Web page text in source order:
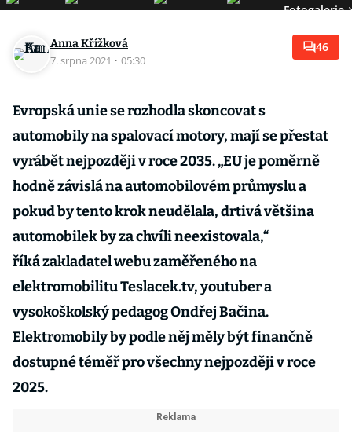
Fotogalerie
Anna Křížková
7. srpna 2021 · 05:30
46
Evropská unie se rozhodla skoncovat s
automobily na spalovací motory, mají se přestat
vyrábět nejpozději v roce 2035. „EU je poměrně
hodně závislá na automobilovém průmyslu a
pokud by tento krok neudělala, drtivá většina
automobilek by za chvíli neexistovala,“
říká zakladatel webu zaměřeného na
elektromobilitu Teslacek.tv, youtuber a
vysokoškolský pedagog Ondřej Bačina.
Elektromobily by podle něj měly být finančně
dostupné téměř pro všechny nejpozději v roce
2025.